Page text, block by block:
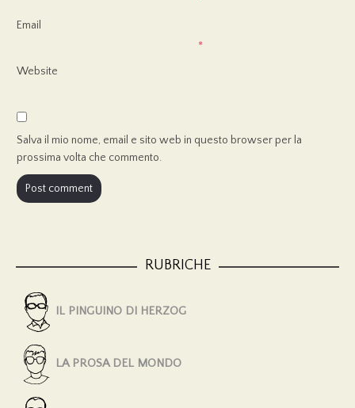
Email
*
Website
Salva il mio nome, email e sito web in questo browser per la
prossima volta che commento.
RUBRICHE
IL PINGUINO DI HERZOG
LA PROSA DEL MONDO